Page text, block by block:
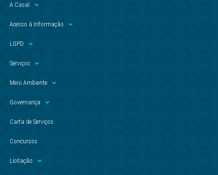
A Casal
Acesso à Informação
LGPD
Serviços
Meio Ambiente
Governança
Carta de Serviços
Concursos
Licitação